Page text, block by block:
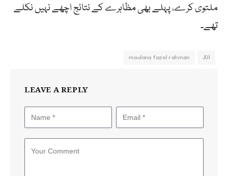
ملتوی کرے، پہلے بھی مظاہرے کے نتائج اچھے نہیں نکلے
تھے۔
JUI
maulana fazal rahman
LEAVE A REPLY